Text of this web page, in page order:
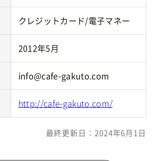
クレジットカード/電子マネー
2012年5月
info@cafe-gakuto.com
http://cafe-gakuto.com/
最終更新日：2024年6月1日